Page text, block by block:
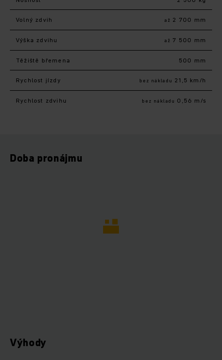
Volný zdvih až 2 700 mm
Výška zdvihu až 7 500 mm
Těžiště břemena 500 mm
Rychlost jízdy bez nákladu 21,5 km/h
Rychlost zdvihu bez nákladu 0,56 m/s
Doba pronájmu
Výhody